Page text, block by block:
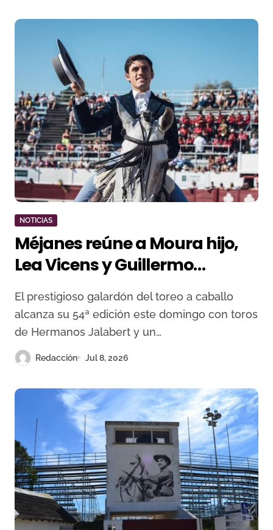
NOTICIAS
Méjanes reúne a Moura hijo,
Lea Vicens y Guillermo
Hermoso en la pelea por el
Rejón de Oro
El prestigioso galardón del toreo a caballo
alcanza su 54ª edición este domingo con toros
de Hermanos Jalabert y un…
Redacción Jul 8, 2026